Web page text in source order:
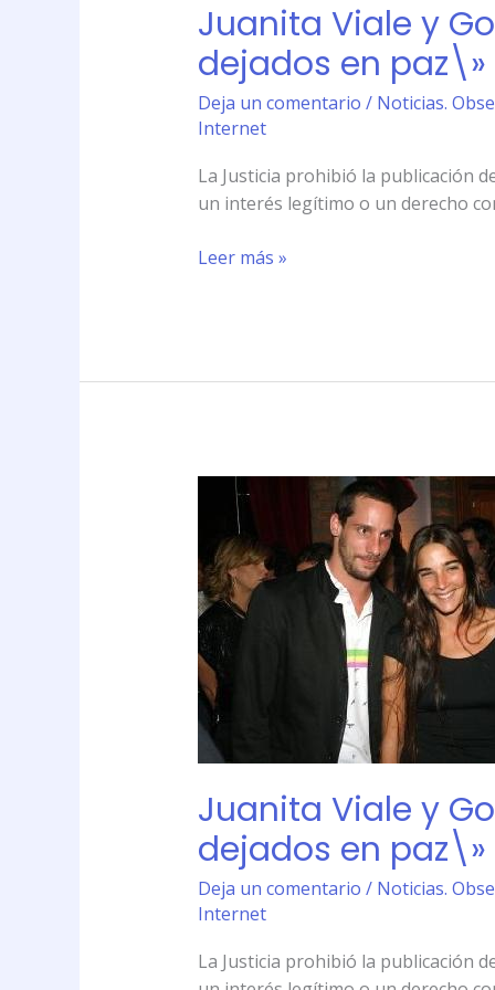
Juanita Viale y
dejados en paz\»
Deja un comentario / Noticias.
Internet
La Justicia prohibió la publicación
un interés legítimo o un derecho
paz\»
Leer más »
Juanita Viale y
dejados en paz\»
Deja un comentario / Noticias.
Internet
La Justicia prohibió la publicación
Juanita
Gonzalo
Valenzuela
\»tienen
derecho
a
ser
dejados
en
paz\»